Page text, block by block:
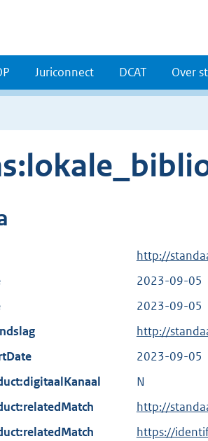
Juriconnect DCAT Over
http://
2023-09-05
2023-09-05
http://
2023-09-05
N
http://
https://